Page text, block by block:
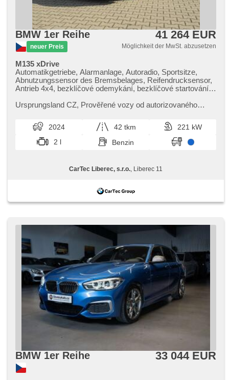
BMW 1er Reihe
neuer Preis
41 264 EUR
Möglichkeit der MwSt. abzusetzen
M135 xDrive
Automatikgetriebe, Alarmanlage, Autoradio, Sportsitze,
Abnutzungssensor des Bremsbelages, Reifendrucksensor,
Antrieb 4x4, bezklíčové odemykání, bezklíčové startování,
Steifheitsregelung, Blind Spot Anzeige, LED denní svícení
Ursprungsland CZ,​ Prověřené vozy od autorizovaného
kontaktujte naše prodejce nebo ...
2024 42 tkm
221 kW
2 l
Benzin
CarTec Liberec, s.r.o. , Liberec 11
BMW 1er Reihe 33 044 EUR